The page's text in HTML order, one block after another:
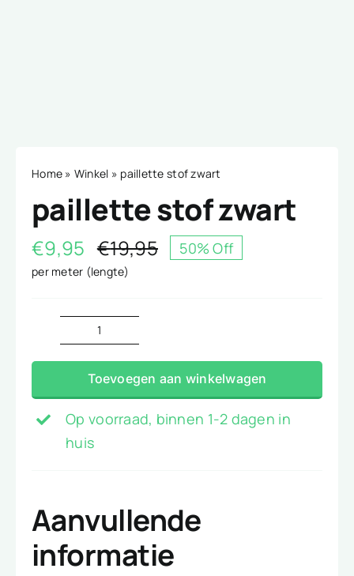
Home » Winkel » paillette stof zwart
paillette stof zwart
€19,95Oorspronkelijke
€9,95
Huidige
50% Off
per meter (lengte)
paillette
stof
zwart
aantal
Toevoegen aan winkelwagen
Op voorraad, binnen 1-2 dagen in
huis
Aanvullende
informatie